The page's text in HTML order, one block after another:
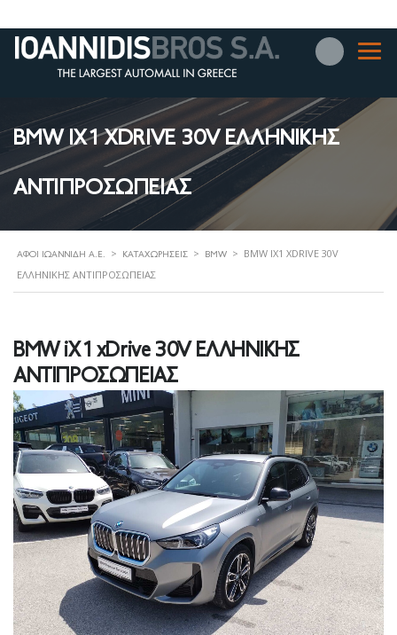
BMW IX1 XDRIVE 30V ΕΛΛΗΝΙΚΗΣ
ΑΝΤΙΠΡΟΣΩΠΕΙΑΣ
ΑΦΟΊ ΙΩΑΝΝΊΔΗ Α.Ε. > ΚΑΤΑΧΩΡΉΣΕΙΣ > BMW > BMW IX1 XDRIVE 30V
ΕΛΛΗΝΙΚΗΣ ΑΝΤΙΠΡΟΣΩΠΕΙΑΣ
BMW iX1 xDrive 30V ΕΛΛΗΝΙΚΗΣ
ΑΝΤΙΠΡΟΣΩΠΕΙΑΣ